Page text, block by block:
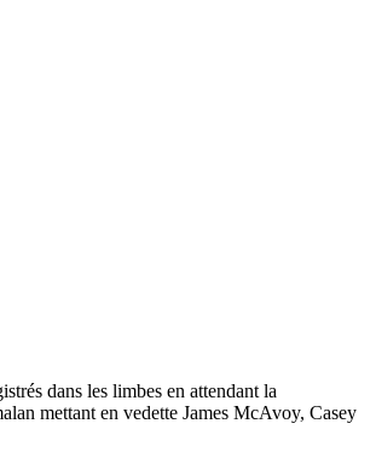
dans les limbes en attendant la
mettant en vedette James McAvoy, Casey